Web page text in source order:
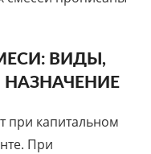
ВИДЫ,
при капитальном
При